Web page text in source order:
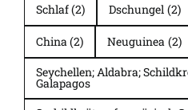
Schlaf(2) Dschungel (2)
China (2) Neuguinea (2)
Seychellen; Aldabra;
Galapagos